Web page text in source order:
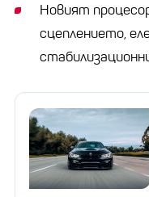
Новият
сцеплението,